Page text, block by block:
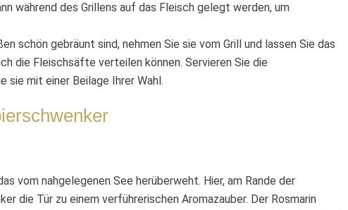
während des Grillens auf das Fleisch gelegt werden, um
schön gebräunt sind, nehmen Sie sie vom Grill und lassen Sie das
die Fleischsäfte verteilen können. Servieren Sie die
sie mit einer Beilage Ihrer Wahl.
vom nahgelegenen See herüberweht. Hier, am Rande der
die Tür zu einem verführerischen Aromazauber. Der Rosmarin